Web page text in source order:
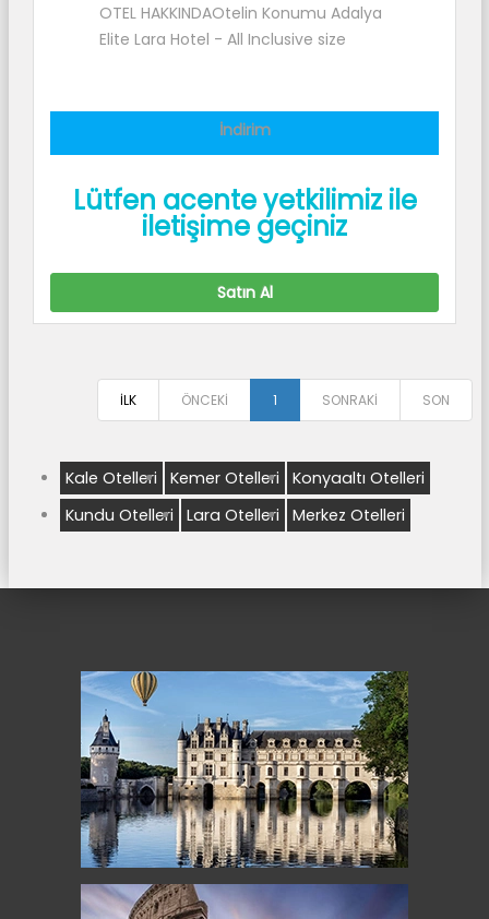
OTEL HAKKINDAOtelin Konumu Adalya
Elite Lara Hotel - All Inclusive size
İndirim
Lütfen acente yetkilimiz ile
iletişime geçiniz
Satın Al
İLK ÖNCEKİ 1 SONRAKİ SON
Kale Otelleri Kemer Otelleri
Konyaaltı Otelleri
Kundu Otelleri
Lara Otelleri Merkez Otelleri